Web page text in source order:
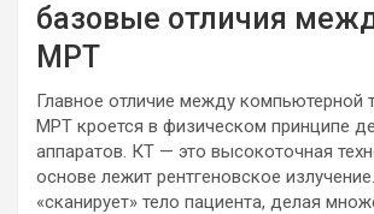
базовые отличия
МРТ
Главное отличие между компьютерной
МРТ кроется в физическом принципе
аппаратов. КТ — это высокоточная
основе лежит рентгеновское
«сканирует» тело пациента, делая